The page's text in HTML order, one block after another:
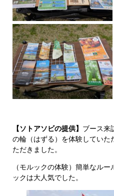
【ソトアソビの提供】 ブース来
の輪（はずる）を体験してい
ただきました。
（モルックの体験）簡単なル
ックは大人気でした。